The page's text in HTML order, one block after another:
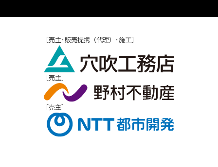
［売主･販売提携（代理）･施工］
［売主］
［売主］